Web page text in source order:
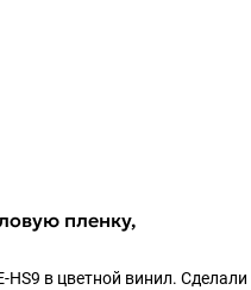
пленку,
в цветной винил. Сделали